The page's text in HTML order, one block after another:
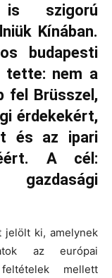
is szigorú
Kínában.
budapesti
tette: nem a
fel Brüsszel,
érdekekért,
és az ipari
A cél:
jelölt ki, amelynek
az európai
mellett